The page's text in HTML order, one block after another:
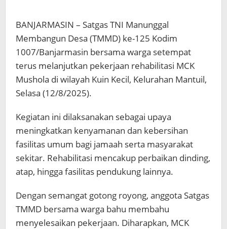
BANJARMASIN – Satgas TNI Manunggal
Membangun Desa (TMMD) ke-125 Kodim
1007/Banjarmasin bersama warga setempat
terus melanjutkan pekerjaan rehabilitasi MCK
Mushola di wilayah Kuin Kecil, Kelurahan Mantuil,
Selasa (12/8/2025).
Kegiatan ini dilaksanakan sebagai upaya
meningkatkan kenyamanan dan kebersihan
fasilitas umum bagi jamaah serta masyarakat
sekitar. Rehabilitasi mencakup perbaikan dinding,
atap, hingga fasilitas pendukung lainnya.
Dengan semangat gotong royong, anggota Satgas
TMMD bersama warga bahu membahu
menyelesaikan pekerjaan. Diharapkan, MCK